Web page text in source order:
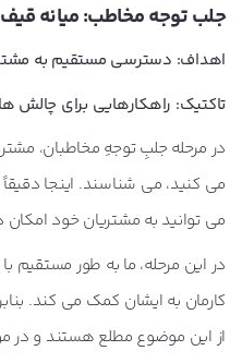
جلب توجه مخاطب: میانه قیف
اهداف: دسترسی مستقیم به
تاکتیک: راهکارهایی برای چالش
در مرحله جلبِ توجهِ مخاطبان،
می کنید، می شناسند. اینجا
می توانید به مشتریان خود امکان
در این مرحله، ما به طور مستقیم
کارمان به ایشان کمک می کند.
از این موضوع مطلع هستند و در